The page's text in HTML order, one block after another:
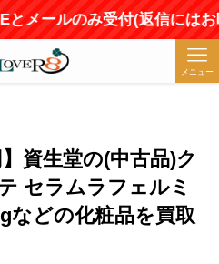
メールのみ受付(返信にはお
メニュー
】資生堂の(中古品)ク
セラムラフェルミ
などの化粧品を買取